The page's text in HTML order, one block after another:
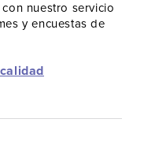
nuestro servicio
y encuestas de